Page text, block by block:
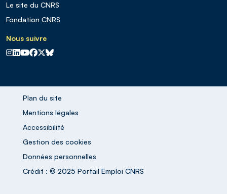
Le site du CNRS
Fondation CNRS
Nous suivre
CNRS sur Instagram
CNRS sur Linkedin
CNRS sur Youtube
CNRS sur Facebook
CNRS sur X
CNRS sur Blus sky
Plan du site
Mentions légales
Accessibilité
Gestion des cookies
Données personnelles
Crédit : © 2025 Portail Emploi CNRS